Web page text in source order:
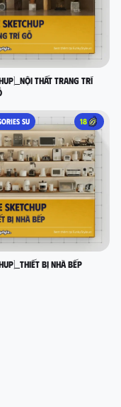
thất trang trí
SU 18
bị nhà bếp